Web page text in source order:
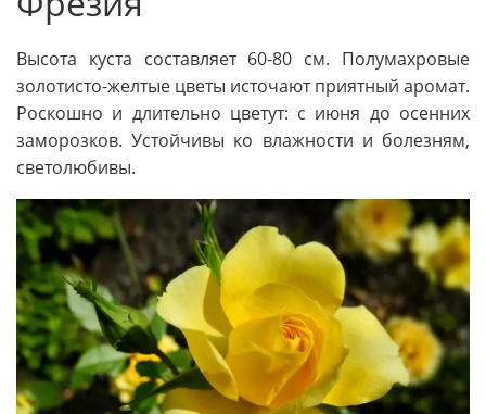
Высота куста составляет 60-80 см. Полумахровые
золотисто-желтые цветы источают приятный аромат.
Роскошно и длительно цветут: с июня до осенних
заморозков. Устойчивы ко влажности и болезням,
светолюбивы.